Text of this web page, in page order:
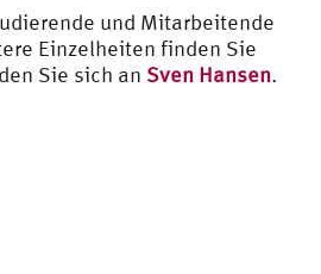
und Mitarbeitende
Einzelheiten finden Sie
Sie sich an Sven Hansen.